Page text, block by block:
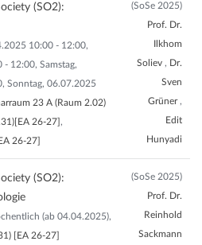
(SO2):
10:00 - 12:00,
- 12:00, Samstag,
Sonntag, 06.07.2025
23 A (Raum 2.02)
26-27] ,
26-27]
(SoSe 2025)
Prof. Dr.
Ilkhom
Soliev , Dr.
Sven
Grüner ,
Edit
Hunyadi
(SO2):
(ab 04.04.2025),
[EA 26-27]
(SoSe 2025)
Prof. Dr.
Reinhold
Sackmann